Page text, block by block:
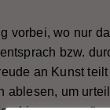
vorbei, wo nur
bzw.
an Kunst
ablesen, um